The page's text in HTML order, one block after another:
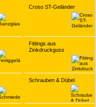
Croso ST-Geländer
Fittings aus
Zinkdruckguss
Schrauben & Dübel